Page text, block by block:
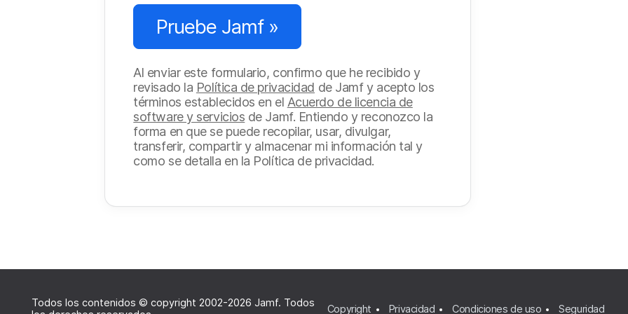
Pruebe Jamf »
Al enviar este formulario, confirmo que he recibido y
revisado la Política de privacidad de Jamf y acepto los
términos establecidos en el Acuerdo de licencia de
software y servicios de Jamf. Entiendo y reconozco la
forma en que se puede recopilar, usar, divulgar,
transferir, compartir y almacenar mi información tal y
como se detalla en la Política de privacidad.
Todos los contenidos © copyright 2002-2026 Jamf. Todos
Copyright Privacidad Condiciones de uso Seguridad